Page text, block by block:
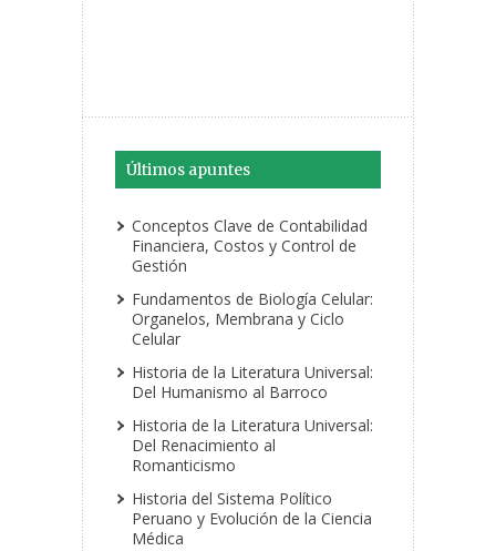
Últimos apuntes
Conceptos Clave de Contabilidad
Financiera, Costos y Control de
Gestión
Fundamentos de Biología Celular:
Organelos, Membrana y Ciclo
Celular
Historia de la Literatura Universal:
Del Humanismo al Barroco
Historia de la Literatura Universal:
Del Renacimiento al
Romanticismo
Historia del Sistema Político
Peruano y Evolución de la Ciencia
Médica